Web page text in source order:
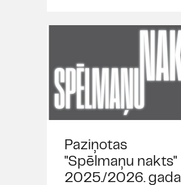
Paziņotas
"Spēlmaņu nakts"
2025./2026. gada